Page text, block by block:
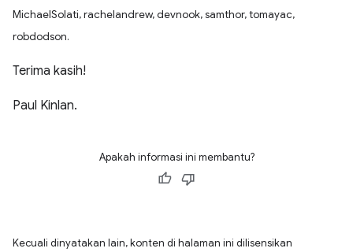
MichaelSolati, rachelandrew, devnook, samthor, tomayac,
robdodson.
Terima kasih!
Paul Kinlan.
Apakah informasi ini membantu?
Kecuali dinyatakan lain, konten di halaman ini dilisensikan